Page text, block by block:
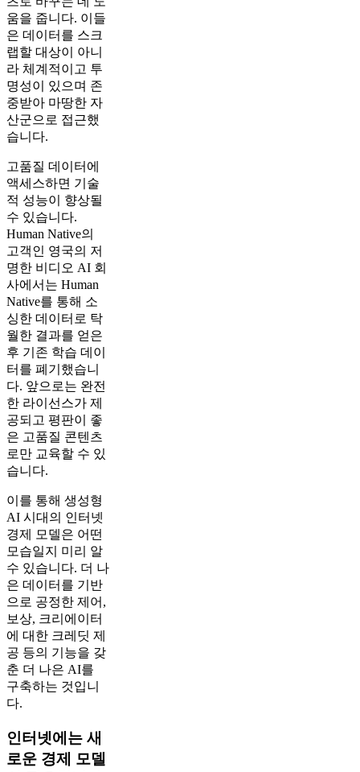
움을 줍니다. 이들
은 데이터를 스크
랩할 대상이 아니
라 체계적이고 투
명성이 있으며 존
중받아 마땅한 자
산군으로 접근했
습니다.
고품질 데이터에
액세스하면 기술
적 성능이 향상될
수 있습니다.
Human Native의
고객인 영국의 저
명한 비디오 AI 회
사에서는 Human
Native를 통해 소
싱한 데이터로 탁
월한 결과를 얻은
후 기존 학습 데이
터를 폐기했습니
다. 앞으로는 완전
한 라이선스가 제
공되고 평판이 좋
은 고품질 콘텐츠
로만 교육할 수 있
습니다.
이를 통해 생성형
AI 시대의 인터넷
경제 모델은 어떤
모습일지 미리 알
수 있습니다. 더 나
은 데이터를 기반
으로 공정한 제어,
보상, 크리에이터
에 대한 크레딧 제
공 등의 기능을 갖
춘 더 나은 AI를
구축하는 것입니
다.
인터넷에는 새
로운 경제 모델